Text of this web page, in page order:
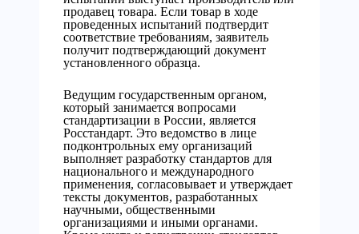
продавец товара. Если товар в ходе
проведенных испытаний подтвердит
соответствие требованиям, заявитель
получит подтверждающий документ
установленного образца.
Ведущим государственным органом,
который занимается вопросами
стандартизации в России, является
Росстандарт. Это ведомство в лице
подконтрольных ему организаций
выполняет разработку стандартов для
национального и международного
применения, согласовывает и утверждает
тексты документов, разработанных
научными, общественными
организациями и иными органами.